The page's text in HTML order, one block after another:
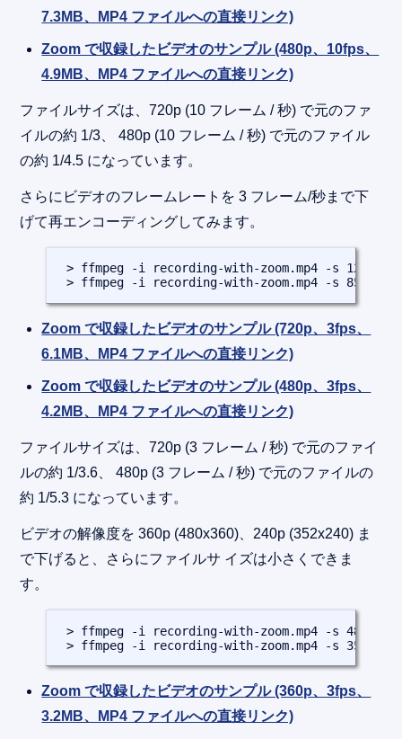
7.3MB、MP4 ファイルへの直接リンク)
Zoom で収録したビデオのサンプル (480p、10fps、
4.9MB、MP4 ファイルへの直接リンク)
ファイルサイズは、720p (10 フレーム / 秒) で元のファ
イルの約 1/3、 480p (10 フレーム / 秒) で元のファイル
の約 1/4.5 になっています。
さらにビデオのフレームレートを 3 フレーム/秒まで下
げて再エンコーディングしてみます。
> ffmpeg -i recording-with-zoom.mp4 -s
> ffmpeg -i recording-with-zoom.mp4 -s
Zoom で収録したビデオのサンプル (720p、3fps、
6.1MB、MP4 ファイルへの直接リンク)
Zoom で収録したビデオのサンプル (480p、3fps、
4.2MB、MP4 ファイルへの直接リンク)
ファイルサイズは、720p (3 フレーム / 秒) で元のファイ
ルの約 1/3.6、 480p (3 フレーム / 秒) で元のファイルの
約 1/5.3 になっています。
ビデオの解像度を 360p (480x360)、240p (352x240) ま
で下げると、さらにファイルサ イズは小さくできま
す。
> ffmpeg -i recording-with-zoom.mp4 -s
> ffmpeg -i recording-with-zoom.mp4 -s
Zoom で収録したビデオのサンプル (360p、3fps、
3.2MB、MP4 ファイルへの直接リンク)